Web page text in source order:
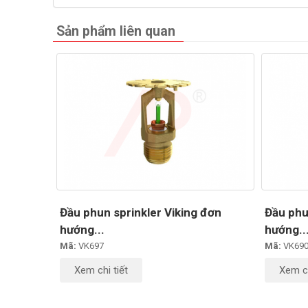
Sản phẩm liên quan
Đầu phun sprinkler Viking đơn
hướng...
Mã: VK697
Xem chi tiết
Đầu
Mã: VK690
Xem